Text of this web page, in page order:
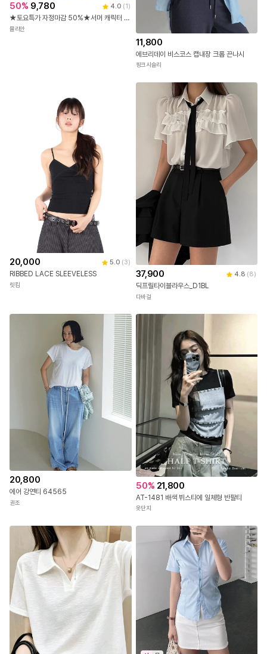
50% 9,780 4.0 (1 )
★토요특가 자정마감 50%★서머 캐릭터 코튼 반팔 티셔츠
뮬리안
11,800
에브리데이 비스코스 캡내장 크롭 끈나시
핑크시슬리
20,000 5.0 (3)
RIBBED LACE SLEEVELESS
릿킴
37,900 4.8 (8)
딕프릴타이블라우스_D1BL
다바걸
20,800
에어 강연티 64565
권조
50% 21,800
AT-1481 배색 뷔스티에 일체형 반팔티
옷단지